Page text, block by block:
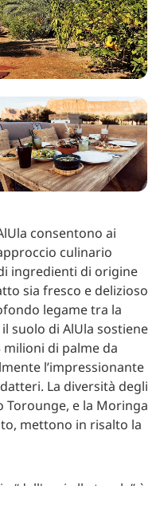
consentono ai
culinario
ingredienti di origine
sia fresco e delizioso
legame tra la
suolo di AlUla sostiene
di palme da
l’impressionante
La diversità degli
e la Moringa
mettono in risalto la
alla tavola” è,